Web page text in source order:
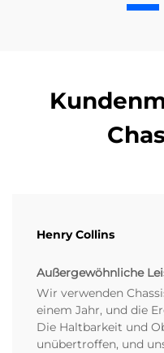
Henry Collins
Außergewöhnliche
Wir verwenden
einem Jahr, und die
Die Haltbarkeit und
unübertroffen, und